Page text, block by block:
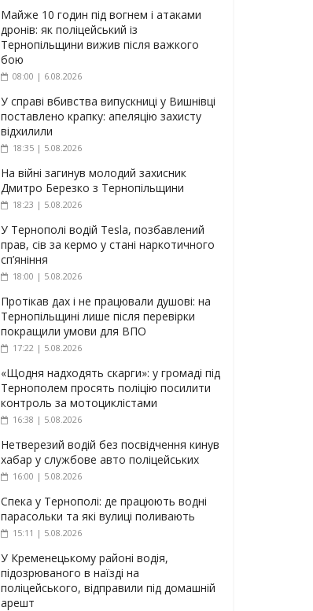
Майже 10 годин під вогнем і атаками
дронів: як поліцейський із
Тернопільщини вижив після важкого
бою
08:00 | 6.08.2026
У справі вбивства випускниці у Вишнівці
поставлено крапку: апеляцію захисту
відхилили
18:35 | 5.08.2026
На війні загинув молодий захисник
Дмитро Березко з Тернопільщини
18:23 | 5.08.2026
У Тернополі водій Tesla, позбавлений
прав, сів за кермо у стані наркотичного
сп’яніння
18:00 | 5.08.2026
Протікав дах і не працювали душові: на
Тернопільщині лише після перевірки
покращили умови для ВПО
17:22 | 5.08.2026
«Щодня надходять скарги»: у громаді під
Тернополем просять поліцію посилити
контроль за мотоциклістами
16:38 | 5.08.2026
Нетверезий водій без посвідчення кинув
хабар у службове авто поліцейських
16:00 | 5.08.2026
Спека у Тернополі: де працюють водні
парасольки та які вулиці поливають
15:11 | 5.08.2026
У Кременецькому районі водія,
підозрюваного в наїзді на
поліцейського, відправили під домашній
арешт